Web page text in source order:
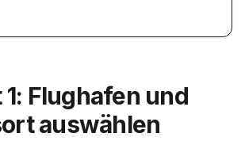
Flughafen und
auswählen